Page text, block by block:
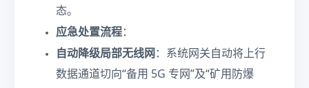
态。
应急处置流程：
自动降级局部无线网 ：系统网关自动将上行
数据通道切向“备用 5G 专网”及“矿用防爆